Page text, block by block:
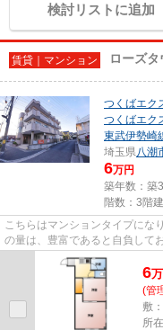
検討リストに追加
賃貸｜マンション ローズ
つくばエク
つくばエク
東武伊勢崎
埼玉県八潮
6万円
築年数：築
階数：3階建
こちらはマンションタイプにな
の量は、豊富であると自負して
求めなら、Ar Domani（アルド...
6万
(管
敷
所